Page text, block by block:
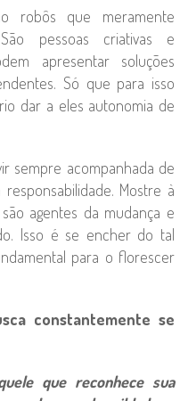
robôs que meramente
pessoas criativas e
apresentar soluções
Só que para isso
dar a eles autonomia de
sempre acompanhada de
Mostre à
agentes da mudança e
Isso é se encher do tal
para o florescer
constantemente se
que reconhece sua